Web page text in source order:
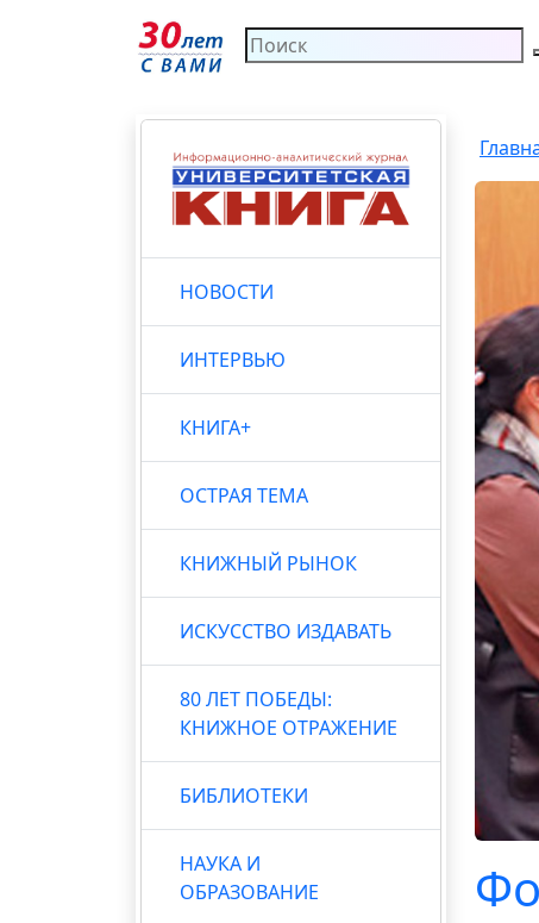
НОВОСТИ
ИНТЕРВЬЮ
КНИГА+
ОСТРАЯ ТЕМА
КНИЖНЫЙ РЫНОК
ИСКУССТВО ИЗДАВАТЬ
80 ЛЕТ ПОБЕДЫ:
КНИЖНОЕ ОТРАЖЕНИЕ
БИБЛИОТЕКИ
НАУКА И
ОБРАЗОВАНИЕ